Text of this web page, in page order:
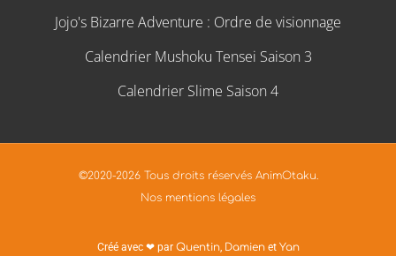
Jojo's Bizarre Adventure : Ordre de visionnage
Calendrier Mushoku Tensei Saison 3
Calendrier Slime Saison 4
©2020-2026 Tous droits réservés AnimOtaku.
Nos mentions légales
Créé avec ❤ par Quentin, Damienet Yan